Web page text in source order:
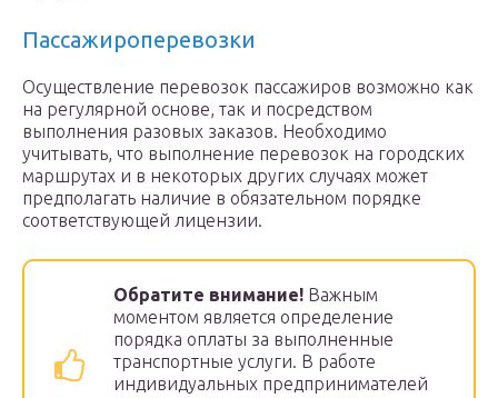
Пассажироперевозки
Осуществление перевозок пассажиров возможно как
на регулярной основе, так и посредством
выполнения разовых заказов. Необходимо
учитывать, что выполнение перевозок на городских
маршрутах и в некоторых других случаях может
предполагать наличие в обязательном порядке
соответствующей лицензии.
Обратите внимание! Важным
моментом является определение
порядка оплаты за выполненные
транспортные услуги. В работе
индивидуальных предпринимателей